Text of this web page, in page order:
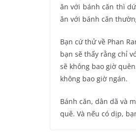
ăn với bánh căn thì
ăn với bánh căn
Bạn cứ thử về Phan
bạn sẽ thấy rằng chỉ
sẽ không bao giờ
không bao giờ ngán.
Bánh căn, dân dã và
quê. Và nếu có dịp,